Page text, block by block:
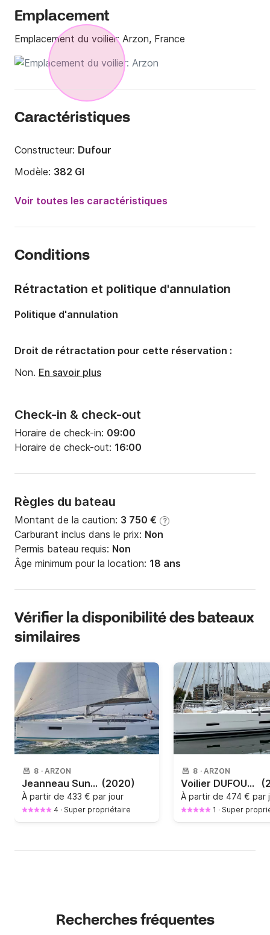
Emplacement
Emplacement du voilier: Arzon, France
Caractéristiques
Constructeur: Dufour
Modèle: 382 Gl
Année:
Nombre de couchages:
Nombre de salles de bains:
Tirant d'eau:1.9m
Puissance moteur:40cv
Voir toutes les caractéristiques
Conditions
Check-in & check-out
Horaire de check-in: 09:00
Horaire de check-out: 16:00
Règles du bateau
Montant de la caution: 3 750 € ?
Carburant inclus dans le prix: Non
Permis bateau requis: Non
Âge minimum pour la location: 18 ans
Rétractation et politique d'annulation
Politique d'annulation
Droit de rétractation pour cette réservation :
Non. En savoir plus
Vérifier la disponibilité des bateaux
similaires
8 · ARZON
Jeanneau Sun Odyssey 410 (2020)
À partir de 433 € par jour
4 · Super propriétaire
8 · ARZON
Voilier DUFOUR DUFOUR 430 12m
À partir de 474 € par
1 · Super
Recherches fréquentes